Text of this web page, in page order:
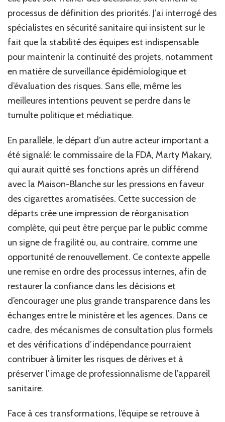
processus de définition des priorités. J’ai interrogé des
spécialistes en sécurité sanitaire qui insistent sur le
fait que la stabilité des équipes est indispensable
pour maintenir la continuité des projets, notamment
en matière de surveillance épidémiologique et
d’évaluation des risques. Sans elle, même les
meilleures intentions peuvent se perdre dans le
tumulte politique et médiatique.
En parallèle, le départ d’un autre acteur important a
été signalé: le commissaire de la FDA, Marty Makary,
qui aurait quitté ses fonctions après un différend
avec la Maison-Blanche sur les pressions en faveur
des cigarettes aromatisées. Cette succession de
départs crée une impression de réorganisation
complète, qui peut être perçue par le public comme
un signe de fragilité ou, au contraire, comme une
opportunité de renouvellement. Ce contexte appelle
une remise en ordre des processus internes, afin de
restaurer la confiance dans les décisions et
d’encourager une plus grande transparence dans les
échanges entre le ministère et les agences. Dans ce
cadre, des mécanismes de consultation plus formels
et des vérifications d’indépendance pourraient
contribuer à limiter les risques de dérives et à
préserver l’image de professionnalisme de l’appareil
sanitaire.
Face à ces transformations, l’équipe se retrouve à